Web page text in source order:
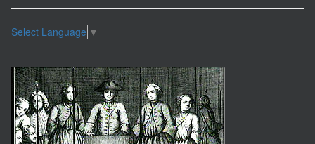
Select Language ▼